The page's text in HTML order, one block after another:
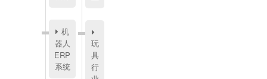
机
器人
ERP
系统
玩
具
行